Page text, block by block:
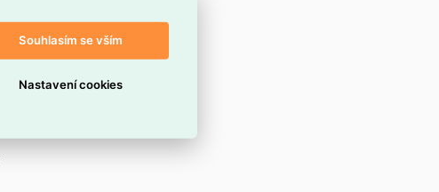
Souhlasím se vším
Nastavení cookies